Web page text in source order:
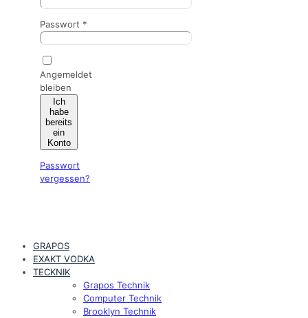
Passwort *
Angemeldet
bleiben
Ich
habe
bereits
ein
Konto
Passwort
vergessen?
GRAPOS
EXAKT VODKA
TECKNIK
Grapos Technik
Computer Technik
Brooklyn Technik